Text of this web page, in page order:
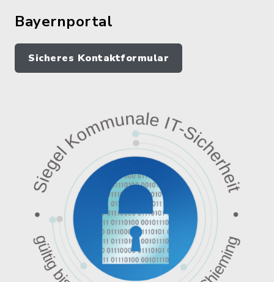
Bayernportal
Sicheres Kontaktformular